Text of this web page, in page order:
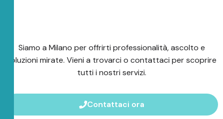
Siamo a Milano per offrirti professionalità, ascolto e
soluzioni mirate. Vieni a trovarci o contattaci per scoprire
tutti i nostri servizi.
Contattaci ora